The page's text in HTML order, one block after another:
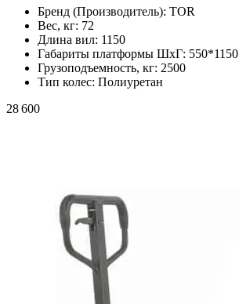
Бренд (Производитель): TOR
Вес, кг: 72
Длина вил: 1150
Габариты платформы ШxГ: 550*1150
Грузоподъемность, кг: 2500
Тип колес: Полиуретан
28 600